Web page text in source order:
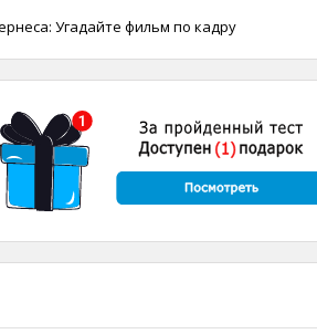
Угадайте фильм по кадру